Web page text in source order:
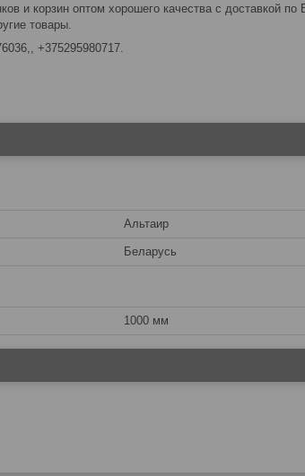
и корзин оптом хорошего качества с доставкой
товары.
+375295980717.
Альтаир
Беларусь
1000 мм